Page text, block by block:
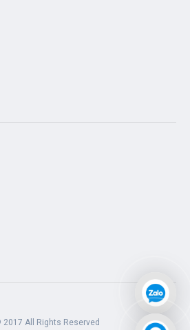
2017 All Rights Reserved